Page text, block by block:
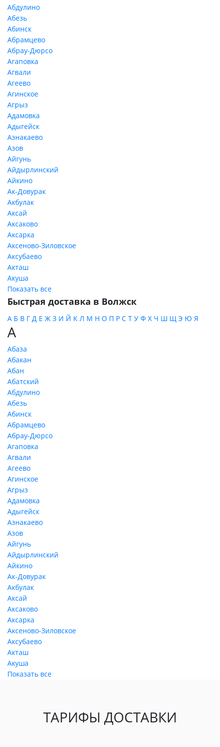
Абдулино
Абезь
Абинск
Абрамцево
Абрау-Дюрсо
Агаповка
Агвали
Агеево
Агинское
Агрыз
Адамовка
Адыгейск
Азнакаево
Азов
Айгунь
Айдырлинский
Айкино
Ак-Довурак
Акбулак
Аксай
Аксаково
Аксарка
Аксеново-Зиловское
Аксубаево
Акташ
Акуша
Показать все
Быстрая доставка в Волжск
А Б В Г Д Е Ж З И Й К Л М Н О П Р С Т У Ф Х Ч Ш Щ Э Ю Я
А
Абаза
Абакан
Абан
Абатский
Абдулино
Абезь
Абинск
Абрамцево
Абрау-Дюрсо
Агаповка
Агвали
Агеево
Агинское
Агрыз
Адамовка
Адыгейск
Азнакаево
Азов
Айгунь
Айдырлинский
Айкино
Ак-Довурак
Акбулак
Аксай
Аксаково
Аксарка
Аксеново-Зиловское
Аксубаево
Акташ
Акуша
Показать все
ТАРИФЫ ДОСТАВКИ